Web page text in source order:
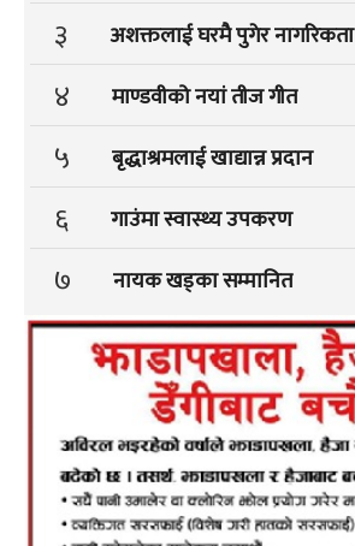
३ अशक्तलाई घरमै पुगेर नागरिकता
४ माण्डवीको नयां तीज गीत
५ बृद्धाश्रमलाई खाद्यान्न प्रदान
६ गाउंमा स्वास्थ्य उपकरण
७ नायक खड्का सम्मानित